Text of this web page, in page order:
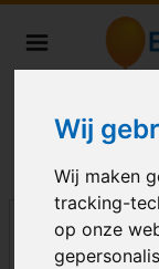
Wij
Wij maken
tracking-
op onze